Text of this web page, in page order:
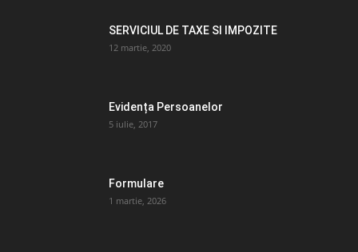
SERVICIUL DE TAXE SI IMPOZITE
12 martie, 2020
Evidența Persoanelor
5 iulie, 2017
Formulare
1 martie, 2026